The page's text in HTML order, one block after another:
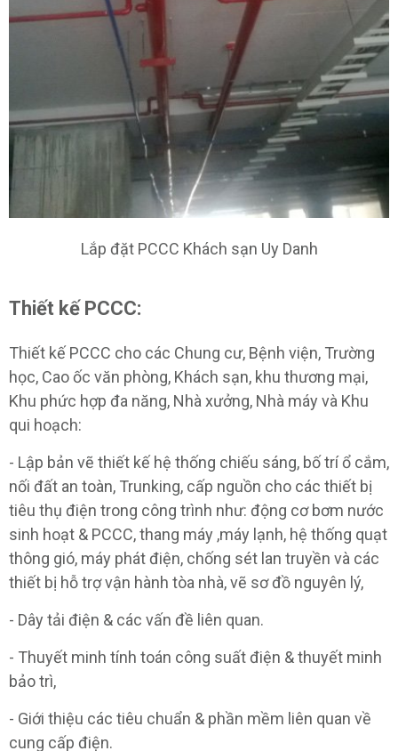
Lắp đặt PCCC Khách sạn Uy Danh
Thiết kế PCCC:
Thiết kế PCCC cho các Chung cư, Bệnh viện, Trường
học, Cao ốc văn phòng, Khách sạn, khu thương mại,
Khu phức hợp đa năng, Nhà xưởng, Nhà máy và Khu
qui hoạch:
- Lập bản vẽ thiết kế hệ thống chiếu sáng, bố trí ổ cắm,
nối đất an toàn, Trunking, cấp nguồn cho các thiết bị
tiêu thụ điện trong công trình như: động cơ bơm nước
sinh hoạt & PCCC, thang máy ,máy lạnh, hệ thống quạt
thông gió, máy phát điện, chống sét lan truyền và các
thiết bị hỗ trợ vận hành tòa nhà, vẽ sơ đồ nguyên lý,
- Dây tải điện & các vấn đề liên quan.
- Thuyết minh tính toán công suất điện & thuyết minh
bảo trì,
- Giới thiệu các tiêu chuẩn & phần mềm liên quan về
cung cấp điện.